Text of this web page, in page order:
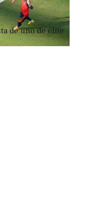
de uno de élite